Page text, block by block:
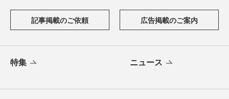
記事掲載のご依頼 広告掲載のご案内
特集 ニュース